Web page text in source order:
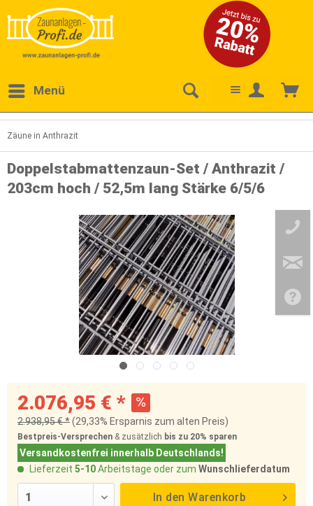
Menü
Zäune in Anthrazit
Doppelstabmattenzaun-Set / Anthrazit /
203cm hoch / 52,5m lang Stärke 6/5/6
2.076,95 € *
2.938,95 € *(29,33% Ersparnis zum alten Preis)
Bestpreis-Versprechen & zusätzlich bis zu 20% sparen
Versandkostenfrei innerhalb Deutschlands!
Lieferzeit 5-10Arbeitstage oder zum Wunschlieferdatum
In den Warenkorb